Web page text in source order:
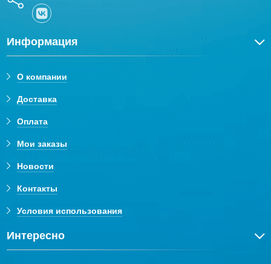
Информация
О компании
Доставка
Оплата
Мои заказы
Новости
Контакты
Условия использования
Интересно